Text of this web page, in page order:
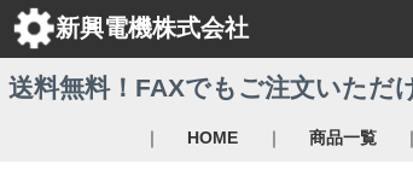
新興電機株式会社
｜ HOME ｜ 商品一覧 ｜
送料無料！FAXでもご注文いただ